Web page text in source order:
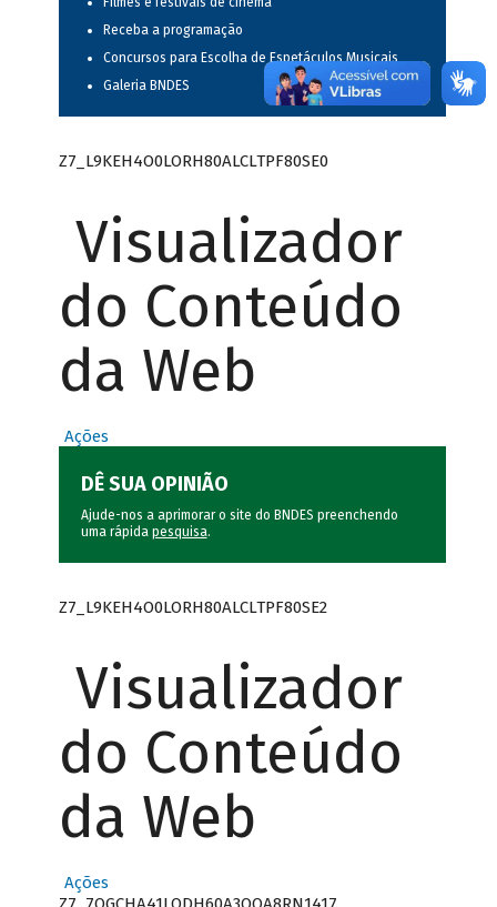
Receba a programação
Concursos para Escolha de Espetáculos Musicais
Galeria BNDES
Z7_L9KEH4O0LORH80ALCLTPF80SE0
Visualizador
do Conteúdo
da Web
Ações
DÊ SUA OPINIÃO
Ajude-nos a aprimorar o site do BNDES preenchendo
uma rápida pesquisa.
Z7_L9KEH4O0LORH80ALCLTPF80SE2
Visualizador
do Conteúdo
da Web
Ações